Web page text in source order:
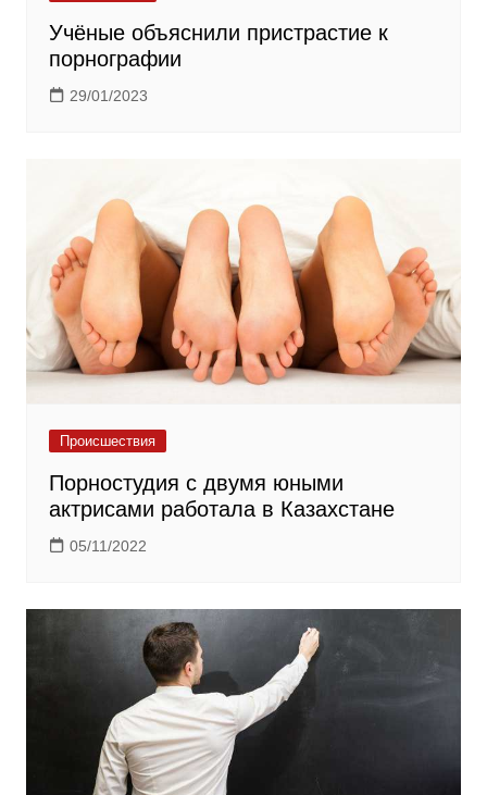
Учёные объяснили пристрастие к
порнографии
29/01/2023
Происшествия
Порностудия с двумя юными
актрисами работала в Казахстане
05/11/2022